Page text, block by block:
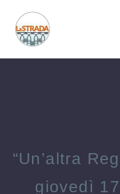
“Un’altra
giovedì